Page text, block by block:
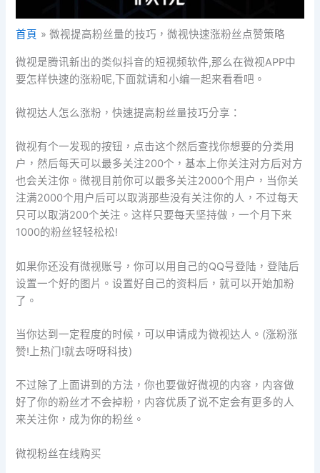
首頁 微视提高粉丝量的技巧，微视快速涨粉丝点赞策略
微视是腾讯新出的类似抖音的短视频软件,那么在微视APP中
要怎样快速的涨粉呢,下面就请和小编一起来看看吧。
微视达人怎么涨粉，快速提高粉丝量技巧分享：
微视有个一发现的按钮，点击这个然后查找你想要的分类用
户，然后每天可以最多关注200个，基本上你关注对方后对方
也会关注你。微视目前你可以最多关注2000个用户，当你关
注满2000个用户后可以取消那些没有关注你的人，不过每天
只可以取消200个关注。这样只要每天坚持做，一个月下来
1000的粉丝轻轻松松!
如果你还没有微视账号，你可以用自己的QQ号登陆，登陆后
设置一个好的图片。设置好自己的资料后，就可以开始加粉
了。
当你达到一定程度的时候，可以申请成为微视达人。(涨粉涨
赞!上热门!就去呀呀科技)
不过除了上面讲到的方法，你也要做好微视的内容，内容做
好了你的粉丝才不会掉粉，内容优质了说不定会有更多的人
来关注你，成为你的粉丝。
微视粉丝在线购买